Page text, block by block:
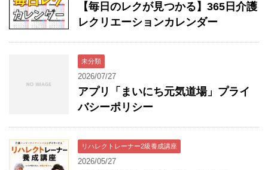
【毎日のレクが見つかる】365日介護
レクリエーションカレンダー
未分類
2026/07/27
アプリ「まいにち元気道場」プライ
バシーポリシー
リハレクトレーナー2級養成講座
2026/05/27